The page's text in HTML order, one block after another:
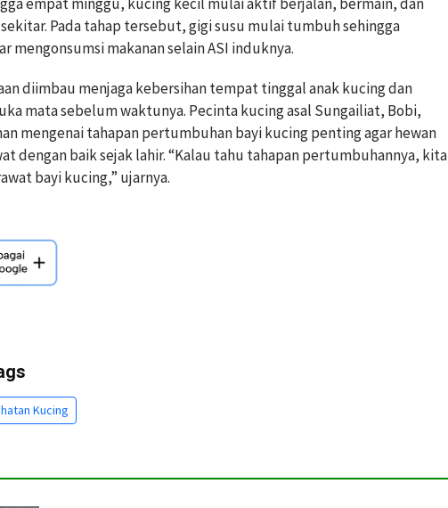
Pada tahap tersebut, gigi susu mulai tumbuh sehingga
mengonsumsi makanan selain ASI induknya.
diimbau menjaga kebersihan tempat tinggal anak kucing dan
mata sebelum waktunya. Pecinta kucing asal Sungailiat, Bobi,
mengenai tahapan pertumbuhan bayi kucing penting agar hewan
dengan baik sejak lahir. “Kalau tahu tahapan pertumbuhannya, kita
bayi kucing,” ujarnya.
Kucing